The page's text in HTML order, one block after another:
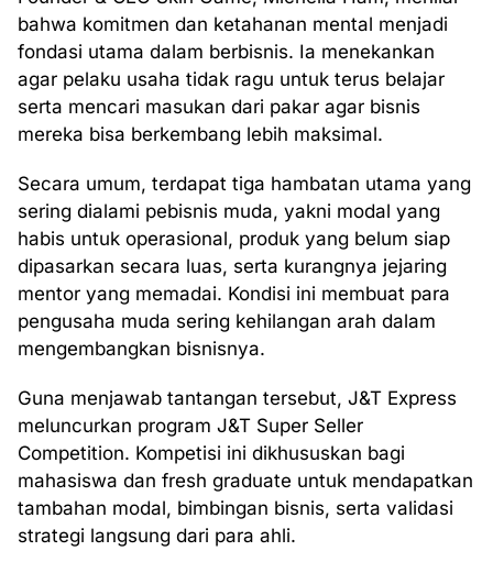
bahwa komitmen dan ketahanan mental menjadi
fondasi utama dalam berbisnis. Ia menekankan
agar pelaku usaha tidak ragu untuk terus belajar
serta mencari masukan dari pakar agar bisnis
mereka bisa berkembang lebih maksimal.
Secara umum, terdapat tiga hambatan utama yang
sering dialami pebisnis muda, yakni modal yang
habis untuk operasional, produk yang belum siap
dipasarkan secara luas, serta kurangnya jejaring
mentor yang memadai. Kondisi ini membuat para
pengusaha muda sering kehilangan arah dalam
mengembangkan bisnisnya.
Guna menjawab tantangan tersebut, J&T Express
meluncurkan program J&T Super Seller
Competition. Kompetisi ini dikhususkan bagi
mahasiswa dan fresh graduate untuk mendapatkan
tambahan modal, bimbingan bisnis, serta validasi
strategi langsung dari para ahli.